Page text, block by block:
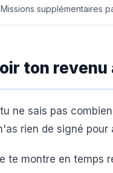
Missions supplémentaires
ton revenu
ne sais pas
rien de signé
te montre en temps